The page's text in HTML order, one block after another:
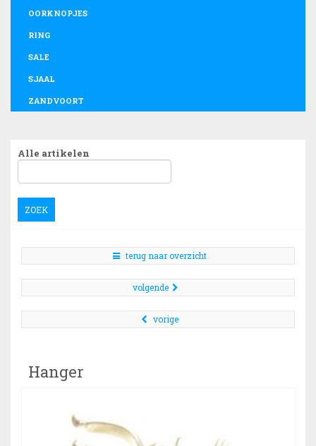
OORKNOPJES
RING
SALE
SJAAL
ZANDVOORT
Alle artikelen
ZOEK
terug naar overzicht
volgende
vorige
Hanger